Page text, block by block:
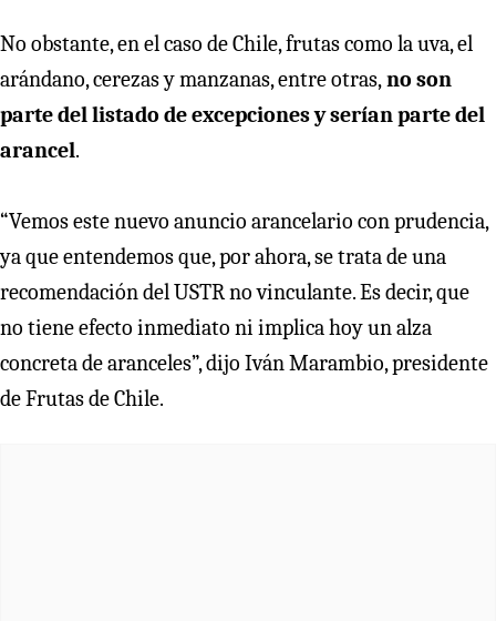
No obstante, en el caso de Chile, frutas como la uva, el
arándano, cerezas y manzanas, entre otras,no son
parte del listado de excepciones y serían parte del
arancel.
“Vemos este nuevo anuncio arancelario con prudencia,
ya que entendemos que, por ahora, se trata de una
recomendación del USTR no vinculante. Es decir, que
no tiene efecto inmediato ni implica hoy un alza
concreta de aranceles”, dijo Iván Marambio, presidente
de Frutas de Chile.